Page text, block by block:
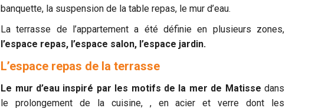
banquette, la suspension de la table repas, le mur d’eau.
La terrasse de l’appartement a été définie en plusieurs zones,
l’espace repas, l’espace salon, l’espace jardin.
L’espace repas de la terrasse
Le mur d’eau inspiré par les motifs de la mer de Matisse dans
le prolongement de la cuisine, , en acier et verre dont les